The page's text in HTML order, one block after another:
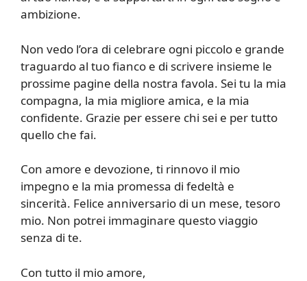
ambizione.
Non vedo l’ora di celebrare ogni piccolo e grande
traguardo al tuo fianco e di scrivere insieme le
prossime pagine della nostra favola. Sei tu la mia
compagna, la mia migliore amica, e la mia
confidente. Grazie per essere chi sei e per tutto
quello che fai.
Con amore e devozione, ti rinnovo il mio
impegno e la mia promessa di fedeltà e
sincerità. Felice anniversario di un mese, tesoro
mio. Non potrei immaginare questo viaggio
senza di te.
Con tutto il mio amore,